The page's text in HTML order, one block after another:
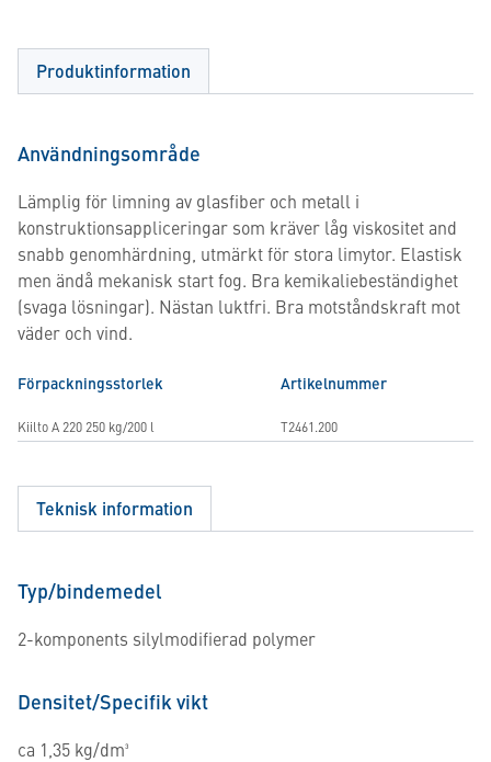
Produktinformation
Användningsområde
Lämplig för limning av glasfiber och metall i
konstruktionsappliceringar som kräver låg viskositet and
snabb genomhärdning, utmärkt för stora limytor. Elastisk
men ändå mekanisk start fog. Bra kemikaliebeständighet
(svaga lösningar). Nästan luktfri. Bra motståndskraft mot
väder och vind.
Förpackningsstorlek Artikelnummer
Kiilto A 220 250 kg/200 l T2461.200
Teknisk information
Typ/bindemedel
2-komponents silylmodifierad polymer
Densitet/Specifik vikt
ca 1,35 kg/dm³